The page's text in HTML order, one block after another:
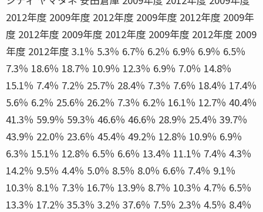
2012年度 2009年度 2012年度 2009年度 2012年度 2009年
度 2012年度 2009年度 2012年度 2009年度 2012年度 2009
年度 2012年度 3.1％ 5.3％ 6.7％ 6.2％ 6.9％ 6.9％ 6.5％
7.3％ 18.6％ 18.7％ 10.9％ 12.3％ 6.9％ 7.0％ 14.8％
15.1％ 7.4％ 7.2％ 25.7％ 28.4％ 7.3％ 7.6％ 18.4％ 17.4％
5.6％ 6.2％ 25.6％ 26.2％ 7.3％ 6.2％ 16.1％ 12.7％ 40.4％
41.3％ 59.9％ 59.3％ 46.6％ 46.6％ 28.9％ 25.4％ 39.7％
43.9％ 22.0％ 23.6％ 45.4％ 49.2％ 12.8％ 10.9％ 6.9％
6.3％ 15.1％ 12.8％ 6.5％ 6.6％ 13.4％ 11.1％ 7.4％ 4.3％
14.2％ 9.5％ 4.4％ 5.0％ 8.5％ 8.0％ 6.6％ 7.4％ 9.1％
10.3％ 8.1％ 7.3％ 16.7％ 13.9％ 8.7％ 10.3％ 4.7％ 6.5％
13.3％ 17.2％ 35.3％ 3.2％ 37.6％ 7.5％ 2.3％ 4.5％ 8.4％